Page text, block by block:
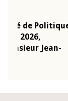
Allocution
Monétaire
prononcée
Claude